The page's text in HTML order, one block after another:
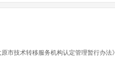
市技术转移服务机构认定管理暂行办法》